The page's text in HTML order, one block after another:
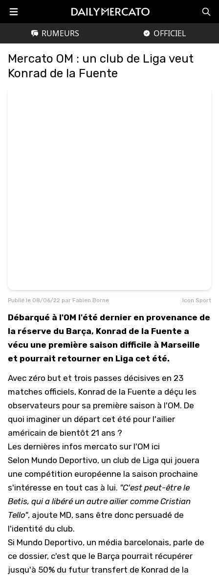
RUMEURS OFFICIEL
Mercato OM : un club de Liga veut
Konrad de la Fuente
Publié le 08/06/22 par Fabien Borne Icon Sport
Débarqué à l'OM l'été dernier en provenance de
la réserve du Barça, Konrad de la Fuente a
vécu une première saison difficile à Marseille
et pourrait retourner en Liga cet été.
Avec zéro but et trois passes décisives en 23
matches officiels, Konrad de la Fuente a déçu les
observateurs pour sa première saison à l'OM. De
quoi imaginer un départ cet été pour l'ailier
américain de bientôt 21 ans ?
Les dernières infos mercato sur l'OM ici
Selon Mundo Deportivo, un club de Liga qui jouera
une compétition européenne la saison prochaine
s'intéresse en tout cas à lui. "C'est peut-être le
Betis, qui a libéré un autre ailier comme Cristian
Tello", ajoute MD, sans être donc persuadé de
l'identité du club.
Si Mundo Deportivo, un média barcelonais, parle de
ce dossier, c'est que le Barça pourrait récupérer
jusqu'à 50% du futur transfert de Konrad de la